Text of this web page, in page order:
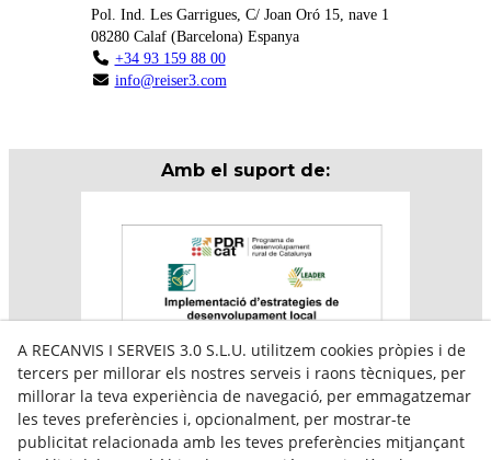
Pol. Ind. Les Garrigues, C/ Joan Oró 15, nave 1
08280 Calaf (Barcelona) Espanya
+34 93 159 88 00
info@reiser3.com
Amb el suport de:
A RECANVIS I SERVEIS 3.0 S.L.U. utilitzem cookies pròpies i de
tercers per millorar els nostres serveis i raons tècniques, per
millorar la teva experiència de navegació, per emmagatzemar
les teves preferències i, opcionalment, per mostrar-te
publicitat relacionada amb les teves preferències mitjançant